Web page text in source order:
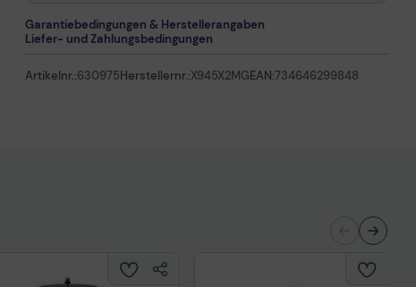
Garantiebedingungen & Herstellerangaben
Liefer- und Zahlungsbedingungen
Artikelnr.:630975Herstellernr.:X945X2MGEAN:734646299848